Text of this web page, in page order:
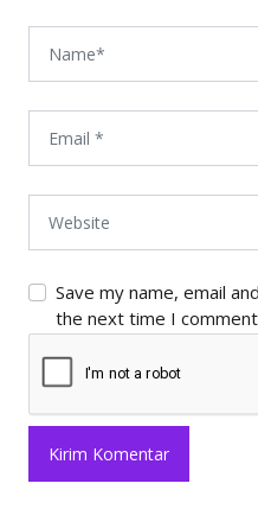
Save my name, email
the next time I comment